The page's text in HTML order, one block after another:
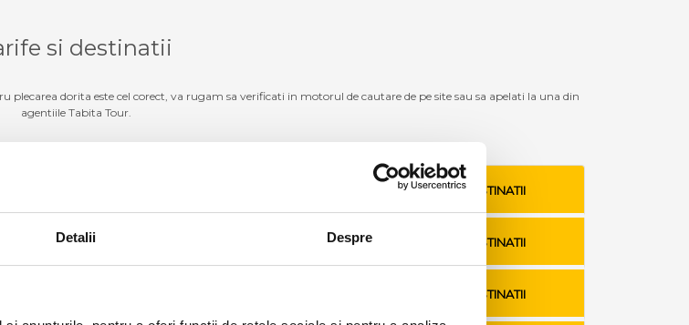
Detalii Despre
si destinatii
dorita este cel corect, va rugam sa verificati in motorul de cautare de pe site sau sa apelati la una din
agentiile Tabita Tour.
VEZI TARIFE SI DESTINATII
VEZI TARIFE SI DESTINATII
VEZI TARIFE SI DESTINATII